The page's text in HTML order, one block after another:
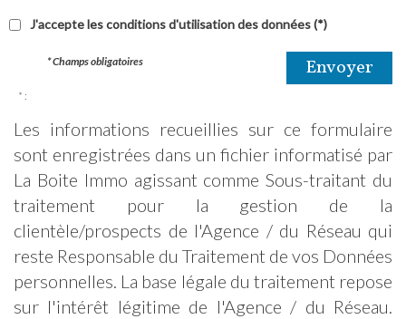
J'accepte les conditions d'utilisation des données (*)
Envoyer
* Champs obligatoires
* :
Les informations recueillies sur ce formulaire
sont enregistrées dans un fichier informatisé par
La Boite Immo agissant comme Sous-traitant du
traitement pour la gestion de la
clientèle/prospects de l'Agence / du Réseau qui
reste Responsable du Traitement de vos Données
personnelles. La base légale du traitement repose
sur l'intérêt légitime de l'Agence / du Réseau.